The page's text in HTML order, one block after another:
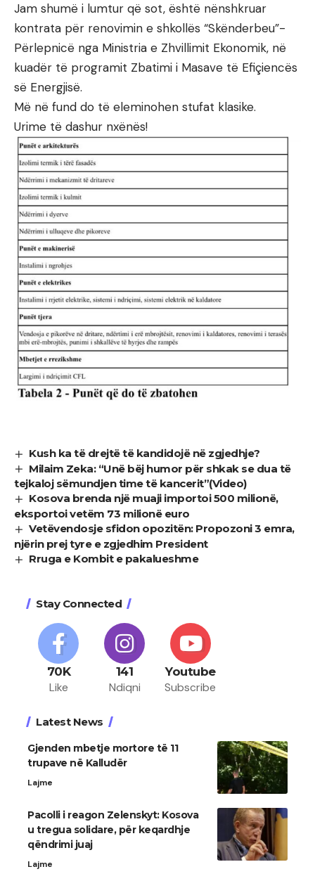
Jam shumë i lumtur që sot, është nënshkruar
kontrata për renovimin e shkollës “Skënderbeu”-
Përlepnicë nga Ministria e Zhvillimit Ekonomik, në
kuadër të programit Zbatimi i Masave të Efiçiencës
së Energjisë.
Më në fund do të eleminohen stufat klasike.
Urime të dashur nxënës!
Kush ka të drejtë të kandidojë në zgjedhje?
Milaim Zeka: “Unë bëj humor për shkak se dua të
tejkaloj sëmundjen time të kancerit”(Video)
Kosova brenda një muaji importoi 500 milionë,
eksportoi vetëm 73 milionë euro
Vetëvendosje sfidon opozitën: Propozoni 3 emra,
njërin prej tyre e zgjedhim President
Rruga e Kombit e pakalueshme
Stay Connected
70K
Like
141
Ndiqni
Youtube
Subscribe
Latest News
Gjenden mbetje mortore të 11
trupave në Kalludër
Lajme
Pacolli i reagon Zelenskyt: Kosova
u tregua solidare, për keqardhje
qëndrimi juaj
Lajme